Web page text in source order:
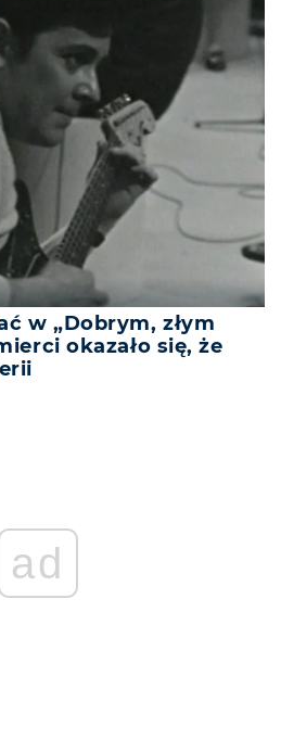
w „Dobrym, złym
okazało się, że
ad